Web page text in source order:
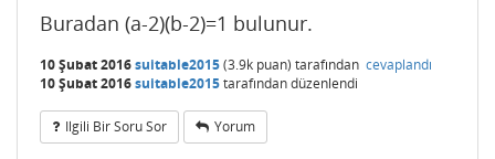
Buradan (a-2)(b-2)=1 bulunur.
10 Şubat 2016suitable2015(3.9k puan) tarafından cevaplandı
10 Şubat 2016suitable2015tarafındandüzenlendi
Ilgili Bir Soru Sor Yorum